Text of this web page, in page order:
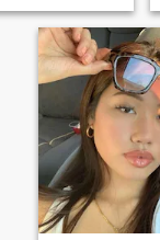
om mooie en
dingen te
en te genieten die
wereld zijn. Ik ben
in andere
ook andere
vreemde talen te
zachtaardig,
klaaglijk,
en
goede
creëert. Er zijn vele
en plaatsen in
Ik heb niet veel